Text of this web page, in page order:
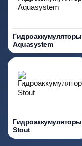
Гидроаккумуляторы
Aquasystem
Гидроаккумуляторы
Stout